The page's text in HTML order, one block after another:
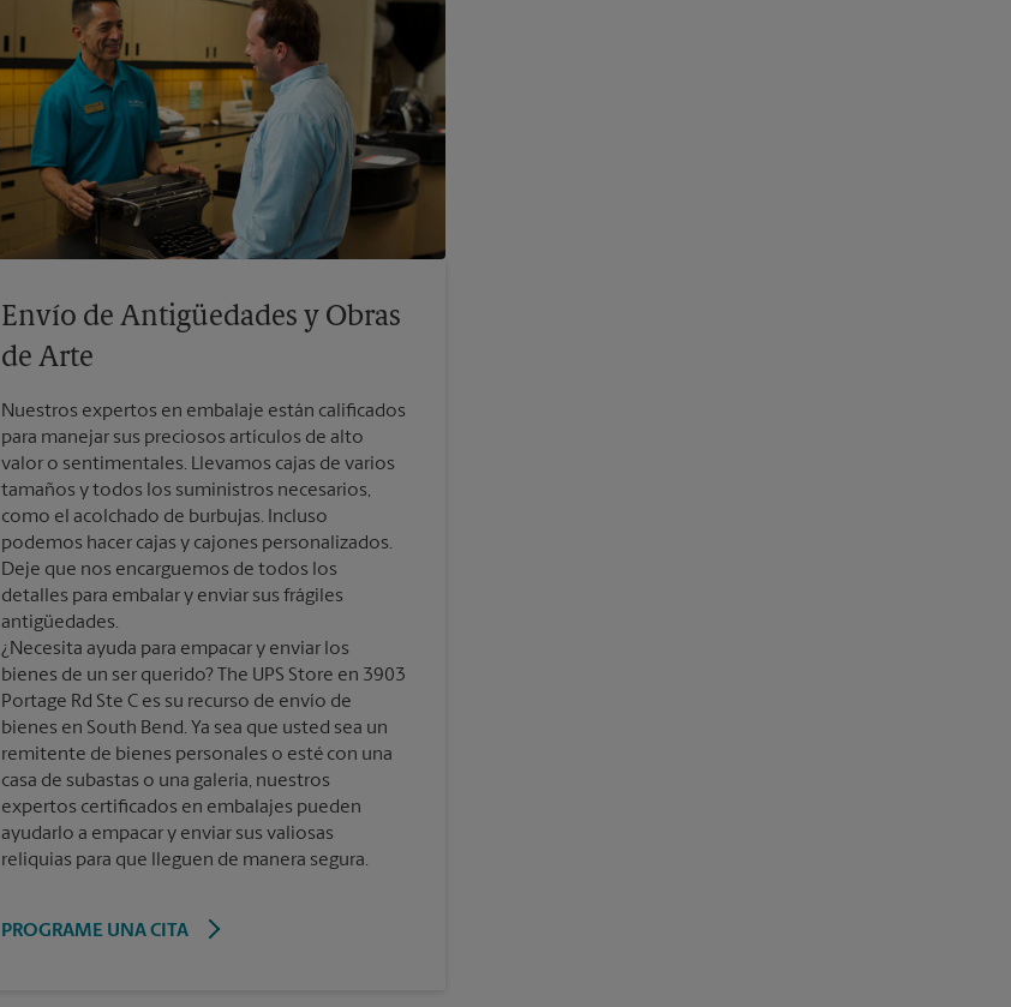
Envío de Antigüedades y Obras
de Arte
Nuestros expertos en embalaje están calificados
para manejar sus preciosos artículos de alto
valor o sentimentales. Llevamos cajas de varios
tamaños y todos los suministros necesarios,
como el acolchado de burbujas. Incluso
podemos hacer cajas y cajones personalizados.
Deje que nos encarguemos de todos los
detalles para embalar y enviar sus frágiles
antigüedades.
¿Necesita ayuda para empacar y enviar los
bienes de un ser querido? The UPS Store en 3903
Portage Rd Ste C es su recurso de envío de
bienes en South Bend. Ya sea que usted sea un
remitente de bienes personales o esté con una
casa de subastas o una galería, nuestros
expertos certificados en embalajes pueden
ayudarlo a empacar y enviar sus valiosas
reliquias para que lleguen de manera segura.
PROGRAME UNA CITA